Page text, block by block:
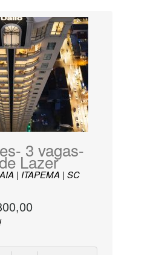
3 vagas-
Lazer
| ITAPEMA | SC